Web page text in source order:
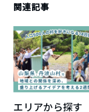
関連記事
エリアから探す